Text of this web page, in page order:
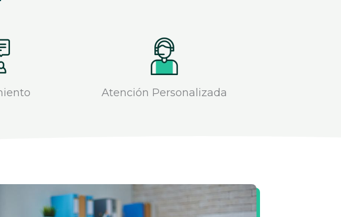
Atención Personalizada